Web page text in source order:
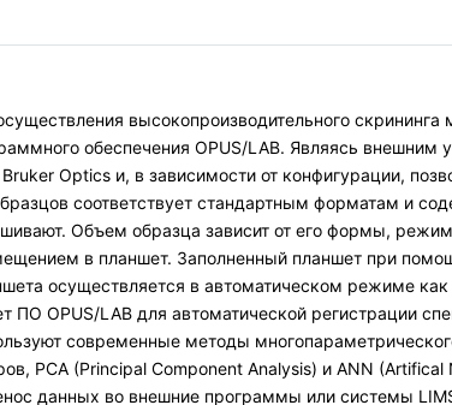
высокопроизводительного
обеспечения OPUS/LAB. Являясь
Optics и, в зависимости от конфигурации,
соответствует стандартным форматам и
Объем образца зависит от его формы,
в планшет. Заполненный планшет при
осуществляется в автоматическом режиме
ПО OPUS/LAB для автоматической регистрации
современные методы
PCA (Principal Component Analysis) и ANN
данных во внешние программы или системы